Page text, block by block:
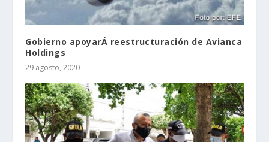
Gobierno apoyarÁ reestructuración de Avianca
Holdings
29 agosto, 2020